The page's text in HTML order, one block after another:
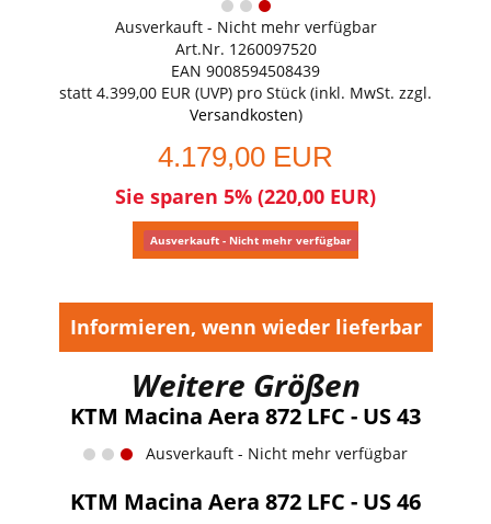
Ausverkauft - Nicht mehr verfügbar
Art.Nr. 1260097520
EAN 9008594508439
statt 4.399,00 EUR (UVP) pro Stück (inkl. MwSt. zzgl.
Versandkosten)
4.179,00 EUR
Sie sparen 5% (220,00 EUR)
Ausverkauft - Nicht mehr verfügbar
Informieren, wenn wieder lieferbar
Weitere Größen
KTM Macina Aera 872 LFC - US 43
Ausverkauft - Nicht mehr verfügbar
KTM Macina Aera 872 LFC - US 46